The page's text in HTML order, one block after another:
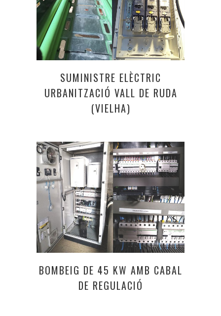
SUMINISTRE ELÈCTRIC
URBANITZACIÓ VALL DE RUDA
(VIELHA)
BOMBEIG DE 45 KW AMB CABAL
DE REGULACIÓ